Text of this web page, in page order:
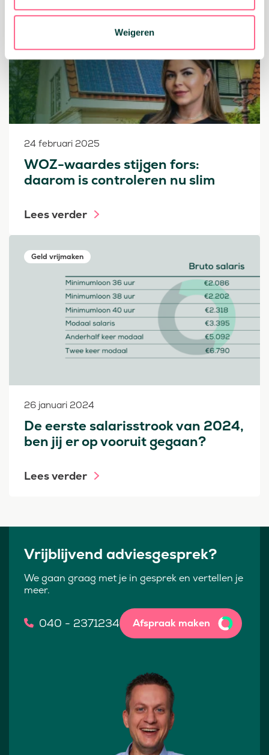
Weigeren
24 februari 2025
WOZ-waardes stijgen fors:
daarom is controleren nu slim
Lees verder
Geld vrijmaken
26 januari 2024
De eerste salarisstrook van 2024,
ben jij er op vooruit gegaan?
Lees verder
Vrijblijvend adviesgesprek?
We gaan graag met je in gesprek en vertellen je
meer.
040 - 2371234 Afspraak maken